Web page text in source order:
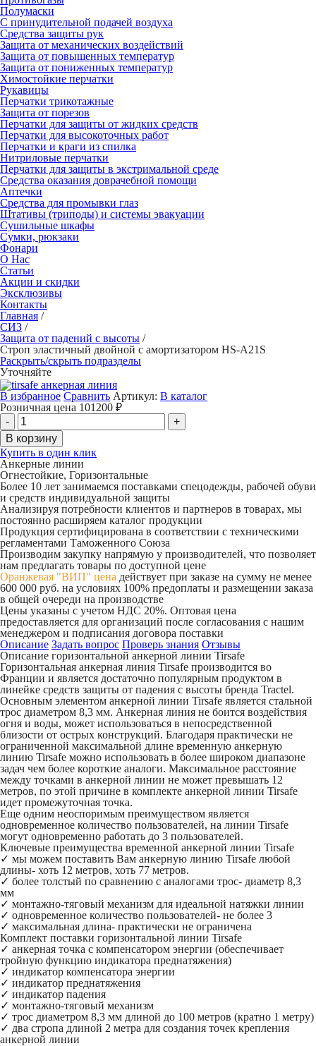
Полумаски
С принудительной подачей воздуха
Средства защиты рук
Защита от механических воздействий
Защита от повышенных температур
Защита от пониженных температур
Химостойкие перчатки
Рукавицы
Перчатки трикотажные
Защита от порезов
Перчатки для защиты от жидких средств
Перчатки для высокоточных работ
Перчатки и краги из спилка
Нитриловые перчатки
Перчатки для защиты в экстримальной среде
Средства оказания доврачебной помощи
Аптечки
Средства для промывки глаз
Штативы (триподы) и системы эвакуации
Сушильные шкафы
Сумки, рюкзаки
Фонари
О Нас
Статьи
Акции и скидки
Эксклюзивы
Контакты
Главная /
СИЗ /
Защита от падений с высоты /
Строп эластичный двойной с амортизатором HS-A21S
Раскрыть/скрыть подразделы
Уточняйте
В избранное Сравнить Артикул: В каталог
Розничная цена 101200 ₽
Купить в один клик
Анкерные линии
Огнестойкие, Горизонтальные
Более 10 лет занимаемся поставками спецодежды, рабочей обуви
и средств индивидуальной защиты
Анализируя потребности клиентов и партнеров в товарах, мы
постоянно расширяем каталог продукции
Продукция сертифицирована в соответствии с техническими
регламентами Таможенного Союза
Производим закупку напрямую у производителей, что позволяет
нам предлагать товары по доступной цене
Оранжевая "ВИП" цена действует при заказе на сумму не менее
600 000 руб. на условиях 100% предоплаты и размещении заказа
в общей очереди на производстве
Цены указаны с учетом НДС 20%. Оптовая цена
предоставляется для организаций после согласования с нашим
менеджером и подписания договора поставки
Описание Задать вопрос Проверь знания Отзывы
Описание горизонтальной анкерной линии Tirsafe
Горизонтальная анкерная линия Tirsafe производится во
Франции и является достаточно популярным продуктом в
линейке средств защиты от падения с высоты бренда Tractel.
Основным элементом анкерной линии Tirsafe является стальной
трос диаметром 8,3 мм. Анкерная линия не боится воздействия
огня и воды, может использоваться в непосредственной
близости от острых конструкций. Благодаря практически не
ограниченной максимальной длине временную анкерную
линию Tirsafe можно использовать в более широком диапазоне
задач чем более короткие аналоги. Максимальное расстояние
между точками в анкерной линии не может превышать 12
метров, по этой причине в комплекте анкерной линии Tirsafe
идет промежуточная точка.
Еще одним неоспоримым преимуществом является
одновременное количество пользователей, на линии Tirsafe
могут одновременно работать до 3 пользователей.
Ключевые преимущества временной анкерной линии Tirsafe
✓ мы можем поставить Вам анкерную линию Tirsafe любой
длины- хоть 12 метров, хоть 77 метров.
✓ более толстый по сравнению с аналогами трос- диаметр 8,3
мм
✓ монтажно-тяговый механизм для идеальной натяжки линии
✓ одновременное количество пользователей- не более 3
✓ максимальная длина- практически не ограничена
Комплект поставки горизонтальной линии Tirsafe
✓ анкерная точка с компенсатором энергии (обеспечивает
тройную функцию индикатора преднатяжения)
✓ индикатор компенсатора энергии
✓ индикатор преднатяжения
✓ индикатор падения
✓ монтажно-тяговый механизм
✓ трос диаметром 8,3 мм длиной до 100 метров (кратно 1 метру)
✓ два стропа длиной 2 метра для создания точек крепления
анкерной линии